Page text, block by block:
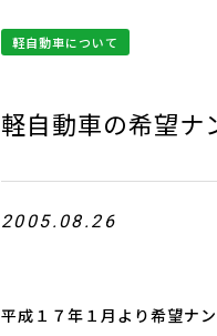
軽自動車について
軽自動車の希望ナ
2005.08.26
平成１７年１月より希望ナ